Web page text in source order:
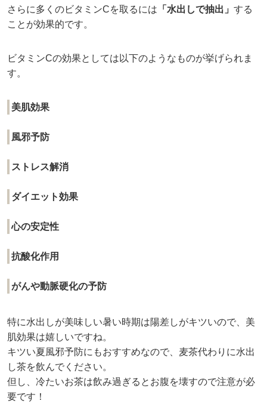
さらに多くのビタミンCを取るには 「水出しで抽出」 する
ことが効果的です。
ビタミンCの効果としては以下のようなものが挙げられま
す。
美肌効果
風邪予防
ストレス解消
ダイエット効果
心の安定性
抗酸化作用
がんや動脈硬化の予防
特に水出しが美味しい暑い時期は陽差しがキツいので、美
肌効果は嬉しいですね。
キツい夏風邪予防にもおすすめなので、麦茶代わりに水出
し茶を飲んでください。
但し、冷たいお茶は飲み過ぎるとお腹を壊すので注意が必
要です！